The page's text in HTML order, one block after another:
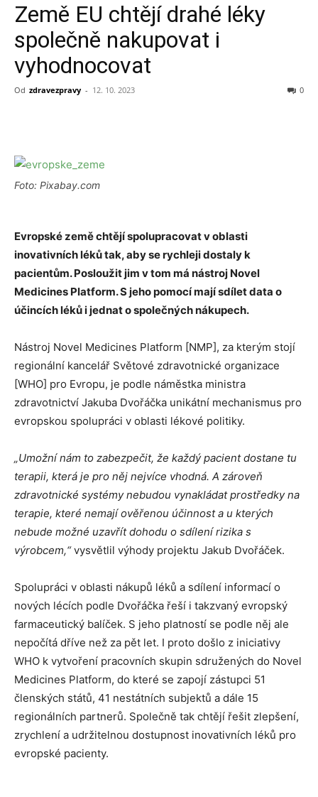
Země EU chtějí drahé léky
společně nakupovat i
vyhodnocovat
Od zdravezpravy - 12. 10. 2023 0
Foto: Pixabay.com
Evropské země chtějí spolupracovat v oblasti
inovativních léků tak, aby se rychleji dostaly k
pacientům. Posloužit jim v tom má nástroj Novel
Medicines Platform. S jeho pomocí mají sdílet data o
účincích léků i jednat o společných nákupech.
Nástroj Novel Medicines Platform [NMP], za kterým stojí
regionální kancelář Světové zdravotnické organizace
[WHO] pro Evropu, je podle náměstka ministra
zdravotnictví Jakuba Dvořáčka unikátní mechanismus pro
evropskou spolupráci v oblasti lékové politiky.
„Umožní nám to zabezpečit, že každý pacient dostane tu
terapii, která je pro něj nejvíce vhodná. A zároveň
zdravotnické systémy nebudou vynakládat prostředky na
terapie, které nemají ověřenou účinnost a u kterých
nebude možné uzavřít dohodu o sdílení rizika s
výrobcem,“vysvětlil výhody projektu Jakub Dvořáček.
Spolupráci v oblasti nákupů léků a sdílení informací o
nových lécích podle Dvořáčka řeší i takzvaný evropský
farmaceutický balíček. S jeho platností se podle něj ale
nepočítá dříve než za pět let. I proto došlo z iniciativy
WHO k vytvoření pracovních skupin sdružených do Novel
Medicines Platform, do které se zapojí zástupci 51
členských států, 41 nestátních subjektů a dále 15
regionálních partnerů. Společně tak chtějí řešit zlepšení,
zrychlení a udržitelnou dostupnost inovativních léků pro
evropské pacienty.